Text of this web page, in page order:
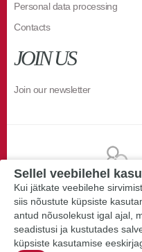
Personal data processing
Contacts
JOIN US
Join our newsletter
Sellel veebilehel
Kui jätkate veebilehe
siis nõustute küpsiste
antud nõusolekust igal ajal,
seadistusi ja kustutades
küpsiste kasutamise